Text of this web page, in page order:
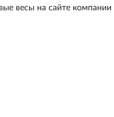
весы на сайте компании